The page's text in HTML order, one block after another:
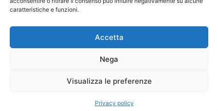
caratteristiche e funzioni.
Accetta
Nega
Visualizza le preferenze
Privacy policy
accanto a un gatto e vuole capirlo davvero. Qui trovi guide
chiare, approfondimenti su comportamento, salute e vita
quotidiana, senza miti inutili e senza allarmismi. Osservare,
comprendere e convivere meglio con i gatti: è da qui che
© Copyright 2026 - Gattissimi